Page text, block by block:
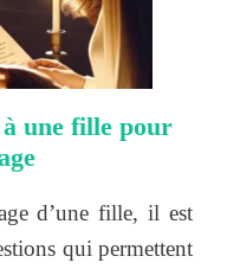
à une fille pour
d’une fille, il est
qui permettent